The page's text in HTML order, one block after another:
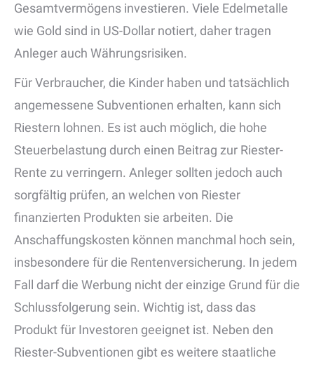
Gesamtvermögens investieren. Viele Edelmetalle
wie Gold sind in US-Dollar notiert, daher tragen
Anleger auch Währungsrisiken.
Für Verbraucher, die Kinder haben und tatsächlich
angemessene Subventionen erhalten, kann sich
Riestern lohnen. Es ist auch möglich, die hohe
Steuerbelastung durch einen Beitrag zur Riester-
Rente zu verringern. Anleger sollten jedoch auch
sorgfältig prüfen, an welchen von Riester
finanzierten Produkten sie arbeiten. Die
Anschaffungskosten können manchmal hoch sein,
insbesondere für die Rentenversicherung. In jedem
Fall darf die Werbung nicht der einzige Grund für die
Schlussfolgerung sein. Wichtig ist, dass das
Produkt für Investoren geeignet ist. Neben den
Riester-Subventionen gibt es weitere staatliche